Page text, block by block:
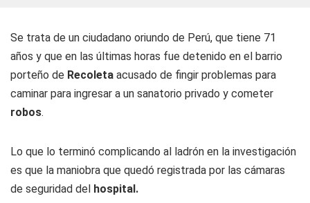
Se trata de un ciudadano oriundo de Perú, que tiene 71
años y que en las últimas horas fue detenido en el barrio
porteño de Recoleta acusado de fingir problemas para
caminar para ingresar a un sanatorio privado y cometer
robos.
Lo que lo terminó complicando al ladrón en la investigación
es que la maniobra que quedó registrada por las cámaras
de seguridad del hospital.